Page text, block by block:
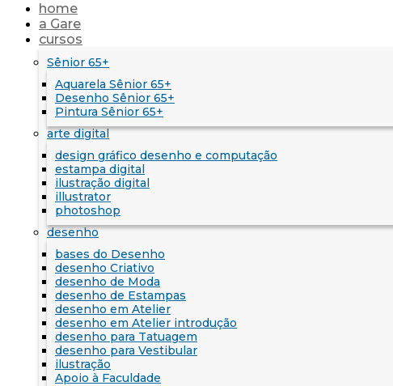
home
a Gare
cursos
Sênior 65+
Aquarela Sênior 65+
Desenho Sênior 65+
Pintura Sênior 65+
arte digital
design gráfico desenho e computação
estampa digital
ilustração digital
illustrator
photoshop
desenho
bases do Desenho
desenho Criativo
desenho de Moda
desenho de Estampas
desenho em Atelier
desenho em Atelier introdução
desenho para Tatuagem
desenho para Vestibular
ilustração
Apoio à Faculdade